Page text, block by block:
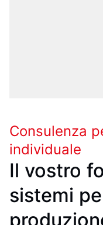
Consulenza
individuale
Il vostro
sistemi